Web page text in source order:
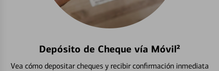
Depósito de Cheque vía Móvil²
Vea cómo depositar cheques y recibir confirmación inmediata